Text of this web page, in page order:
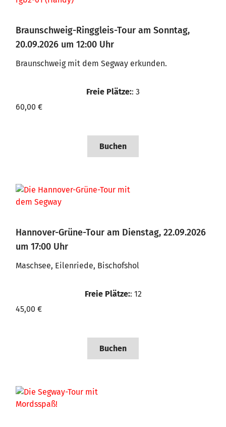
Braunschweig-Ringgleis-Tour am Sonntag,
20.09.2026 um 12:00 Uhr
Braunschweig mit dem Segway erkunden.
Freie Plätze:: 3
60,00 €
Buchen
Hannover-Grüne-Tour am Dienstag, 22.09.2026
um 17:00 Uhr
Maschsee, Eilenriede, Bischofshol
Freie Plätze:: 12
45,00 €
Buchen